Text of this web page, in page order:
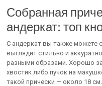
Собранная
андеркат: топ
С андеркат вы также можете
выглядит стильно и
разными образами. Хорошо
хвостик либо пучок на
такой прически — около 18